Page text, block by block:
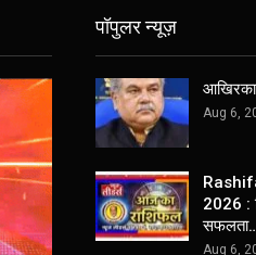
पॉपुलर न्यूज़
Aug 6,
2026 :
Aug 6,